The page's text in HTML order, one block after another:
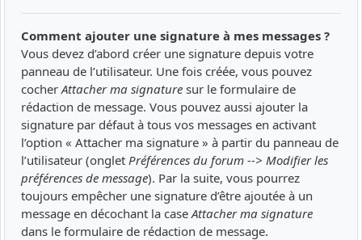
Comment ajouter une signature à mes messages ?
Vous devez d’abord créer une signature depuis votre
panneau de l’utilisateur. Une fois créée, vous pouvez
cocher Attacher ma signature sur le formulaire de
rédaction de message. Vous pouvez aussi ajouter la
signature par défaut à tous vos messages en activant
l’option « Attacher ma signature » à partir du panneau de
l’utilisateur (onglet Préférences du forum --> Modifier les
préférences de message). Par la suite, vous pourrez
toujours empêcher une signature d’être ajoutée à un
message en décochant la case Attacher ma signature
dans le formulaire de rédaction de message.